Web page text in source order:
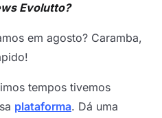
Evolutto?
em agosto? Caramba,
tempos tivemos
plataforma. Dá uma